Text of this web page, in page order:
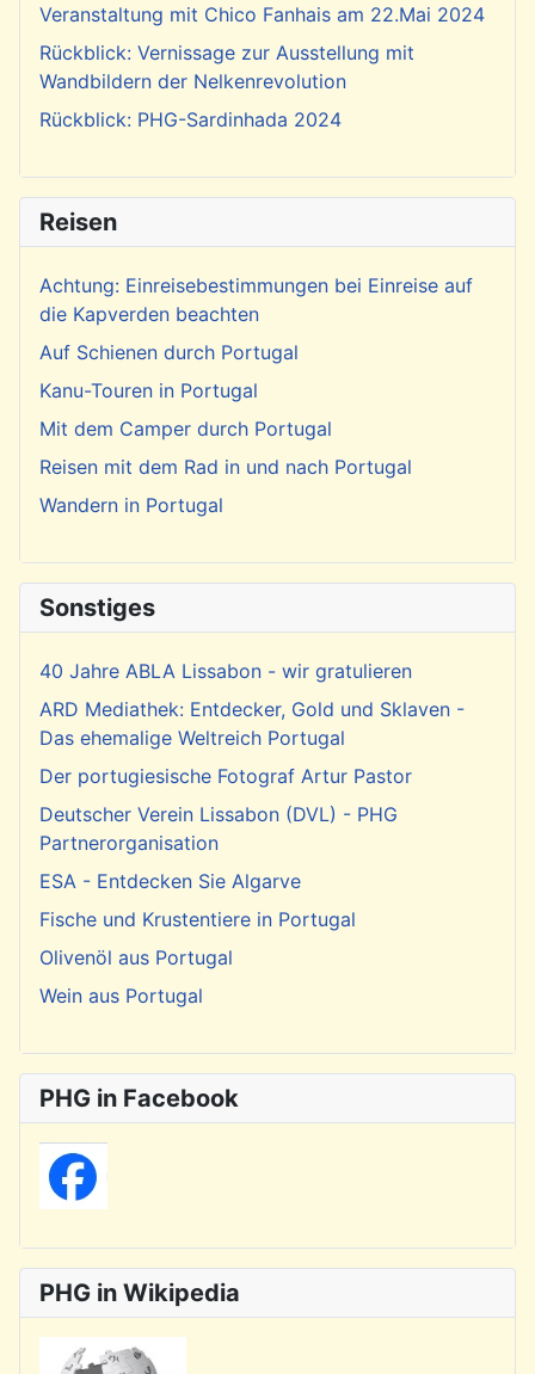
Veranstaltung mit Chico Fanhais am 22.Mai 2024
Rückblick: Vernissage zur Ausstellung mit
Wandbildern der Nelkenrevolution
Rückblick: PHG-Sardinhada 2024
Reisen
Achtung: Einreisebestimmungen bei Einreise auf
die Kapverden beachten
Auf Schienen durch Portugal
Kanu-Touren in Portugal
Mit dem Camper durch Portugal
Reisen mit dem Rad in und nach Portugal
Wandern in Portugal
Sonstiges
40 Jahre ABLA Lissabon - wir gratulieren
ARD Mediathek: Entdecker, Gold und Sklaven -
Das ehemalige Weltreich Portugal
Der portugiesische Fotograf Artur Pastor
Deutscher Verein Lissabon (DVL) - PHG
Partnerorganisation
ESA - Entdecken Sie Algarve
Fische und Krustentiere in Portugal
Olivenöl aus Portugal
Wein aus Portugal
PHG in Facebook
PHG in Wikipedia